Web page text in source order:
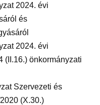
2024. évi
és
2024. évi
(II.16.) önkormányzati
Szervezeti és
(X.30.)